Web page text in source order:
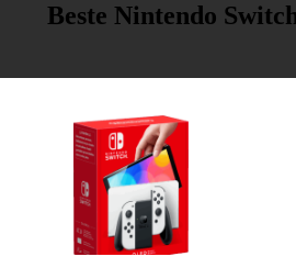
Beste Nintendo